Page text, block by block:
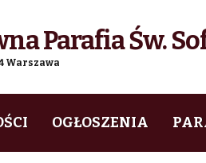
Parafia Św.
Warszawa
OGŁOSZENIA